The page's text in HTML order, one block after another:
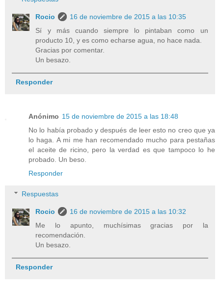
Rocio
16 de noviembre de 2015 a las 10:35
Sí y más cuando siempre lo pintaban como un
producto 10, y es como echarse agua, no hace nada.
Gracias por comentar.
Un besazo.
Responder
Anónimo 15 de noviembre de 2015 a las 18:48
No lo había probado y después de leer esto no creo que ya
lo haga. A mi me han recomendado mucho para pestañas
el aceite de ricino, pero la verdad es que tampoco lo he
probado. Un beso.
Responder
Respuestas
Rocio
16 de noviembre de 2015 a las 10:32
Me lo apunto, muchísimas gracias por la
recomendación.
Un besazo.
Responder